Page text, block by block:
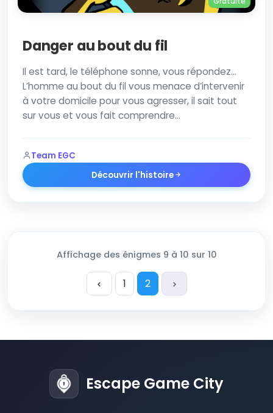
Danger au bout du fil
Il est tard, le téléphone sonne, vous répondez…
L’homme au bout du fil vous menace d’intervenir
à votre domicile pour vous agresser, il sait tout
sur vous et vous fait comprendre…
Team EGC
Découvrir l'histoire
Affichage des énigmes 9 à 10 sur 10
1 2
Escape Game City